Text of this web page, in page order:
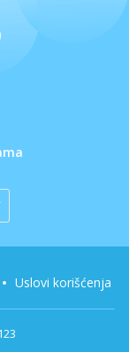
Uslovi korišćenja